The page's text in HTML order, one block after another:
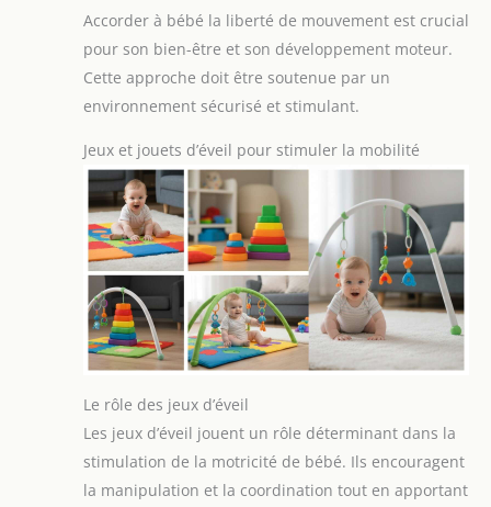
Accorder à bébé la liberté de mouvement est crucial
pour son bien-être et son développement moteur.
Cette approche doit être soutenue par un
environnement sécurisé et stimulant.
Jeux et jouets d’éveil pour stimuler la mobilité
Le rôle des jeux d’éveil
Les jeux d’éveil jouent un rôle déterminant dans la
stimulation de la motricité de bébé. Ils encouragent
la manipulation et la coordination tout en apportant